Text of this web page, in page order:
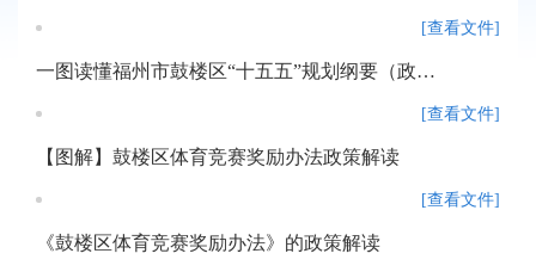
[查看文件]
一图读懂福州市鼓楼区“十五五”规划纲要（政策解读）
[查看文件]
【图解】鼓楼区体育竞赛奖励办法政策解读
[查看文件]
《鼓楼区体育竞赛奖励办法》的政策解读